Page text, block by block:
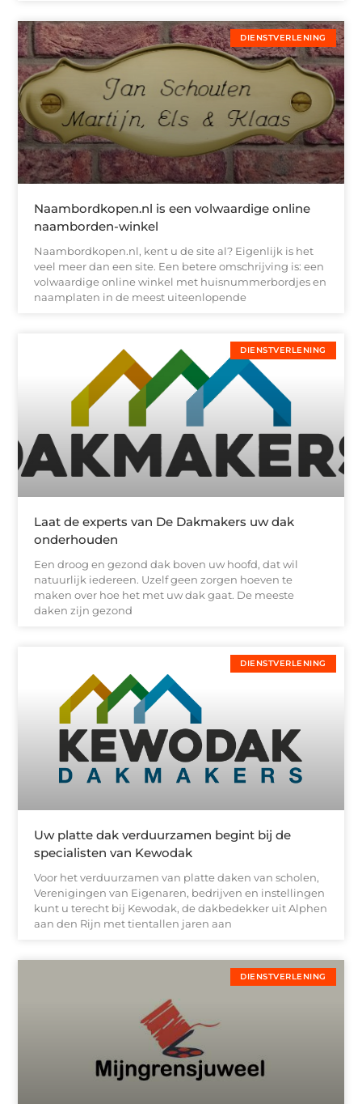
DIENSTVERLENING
Naambordkopen.nl is een volwaardige online
naamborden-winkel
Naambordkopen.nl, kent u de site al? Eigenlijk is het
veel meer dan een site. Een betere omschrijving is: een
volwaardige online winkel met huisnummerbordjes en
naamplaten in de meest uiteenlopende
DIENSTVERLENING
Laat de experts van De Dakmakers uw dak
onderhouden
Een droog en gezond dak boven uw hoofd, dat wil
natuurlijk iedereen. Uzelf geen zorgen hoeven te
maken over hoe het met uw dak gaat. De meeste
daken zijn gezond
DIENSTVERLENING
Uw platte dak verduurzamen begint bij de
specialisten van Kewodak
Voor het verduurzamen van platte daken van scholen,
Verenigingen van Eigenaren, bedrijven en instellingen
kunt u terecht bij Kewodak, de dakbedekker uit Alphen
aan den Rijn met tientallen jaren aan
DIENSTVERLENING